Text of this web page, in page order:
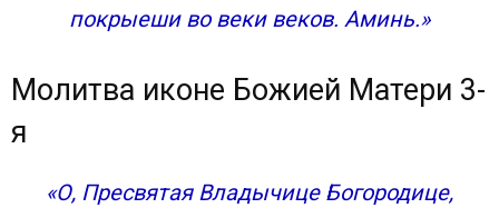
покрыеши во веки веков. Аминь.»
Молитва иконе Божией Матери 3-
я
«О, Пресвятая Владычице Богородице,